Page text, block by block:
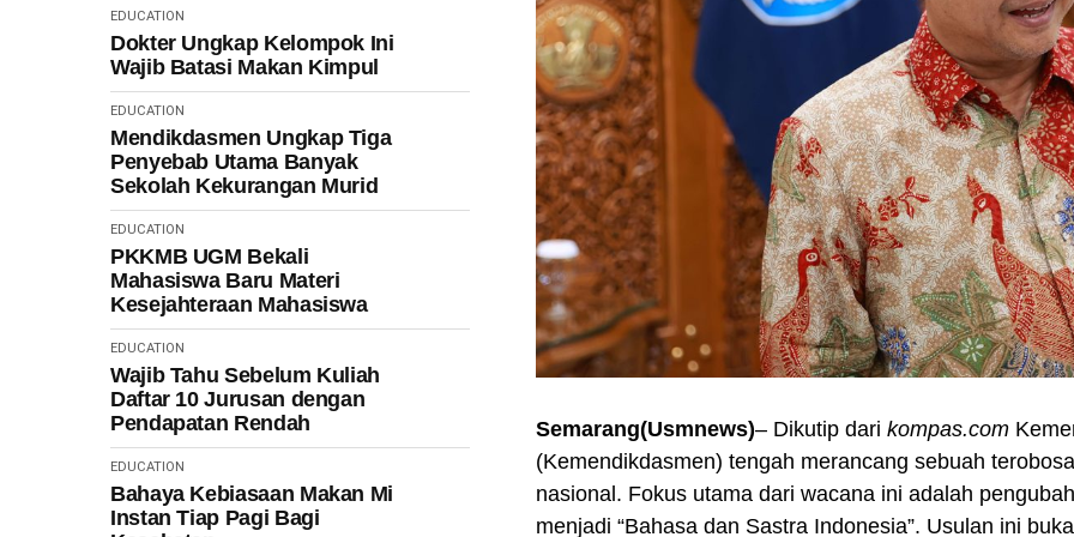
EDUCATION
Dokter Ungkap Kelompok Ini
Wajib Batasi Makan Kimpul
EDUCATION
Mendikdasmen Ungkap Tiga
Penyebab Utama Banyak
Sekolah Kekurangan Murid
EDUCATION
PKKMB UGM Bekali
Mahasiswa Baru Materi
Kesejahteraan Mahasiswa
EDUCATION
Wajib Tahu Sebelum Kuliah
Daftar 10 Jurusan dengan
Pendapatan Rendah
EDUCATION
Bahaya Kebiasaan Makan Mi
Instan Tiap Pagi Bagi
Semarang(Usmnews)– Dikutip dari kompas.com
(Kemendikdasmen) tengah merancang sebuah
nasional. Fokus utama dari wacana ini adalah
menjadi “Bahasa dan Sastra Indonesia”. Usulan ini